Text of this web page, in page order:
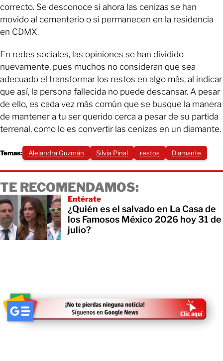
correcto. Se desconoce si ahora las cenizas se han
movido al cementerio o si permanecen en la residencia
en CDMX.
En redes sociales, las opiniones se han dividido
nuevamente, pues muchos no consideran que sea
adecuado el transformar los restos en algo más, al indicar
que así, la persona fallecida no puede descansar. A pesar
de ello, es cada vez más común que se busque la manera
de mantener a tu ser querido cerca a pesar de su partida
terrenal, como lo es convertir las cenizas en un diamante.
Temas: Alejandra Guzmán Silvia Pinal restos Diamante
TE RECOMENDAMOS:
Entérate
¿Quién es el salvado en La Casa de
los Famosos México 2026 hoy 31 de
julio?